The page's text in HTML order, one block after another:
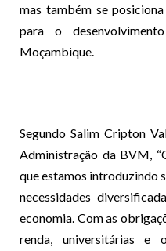
mas também se
para o
Moçambique.
Segundo Salim Cripton
Administração da BVM,
que estamos introduzindo
necessidades
economia. Com as
renda, universitárias e